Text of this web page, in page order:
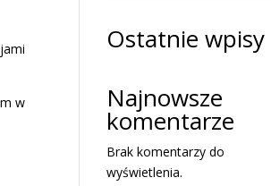
w
Ostatnie wpisy
Najnowsze
komentarze
Brak komentarzy do
wyświetlenia.